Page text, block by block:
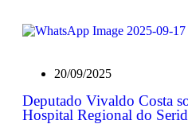
20/09/2025
Deputado Vivaldo Costa
Hospital Regional do